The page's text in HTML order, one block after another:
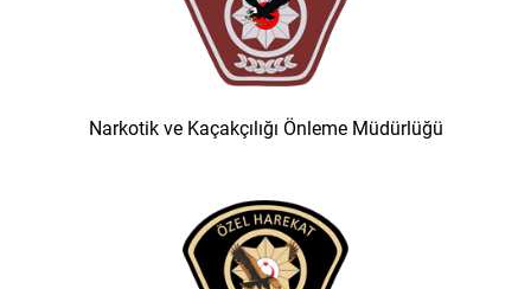
Narkotik ve Kaçakçılığı Önleme Müdürlüğü